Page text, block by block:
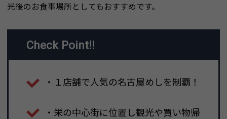
光後のお食事場所としてもおすすめです。
Check Point!!
・１店舗で人気の名古屋めしを制覇！
・栄の中心街に位置し観光や買い物帰